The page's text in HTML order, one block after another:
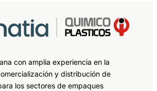
con amplia experiencia en la
y distribución de
los sectores de empaques